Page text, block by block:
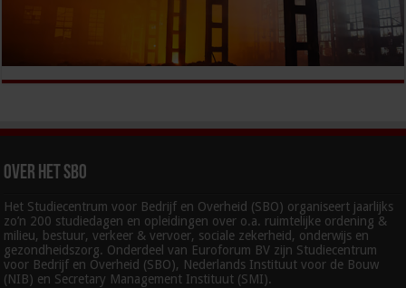
Over het SBO
Het Studiecentrum voor Bedrijf en Overheid (SBO) organiseert jaarlijks
zo’n 200 studiedagen en opleidingen over o.a. ruimtelijke ordening &
milieu, bestuur, verkeer & vervoer, sociale zekerheid, onderwijs en
gezondheidszorg. Onderdeel van Euroforum BV zijn Studiecentrum
voor Bedrijf en Overheid (SBO), Nederlands Instituut voor de Bouw
(NIB) en Secretary Management Instituut (SMI).